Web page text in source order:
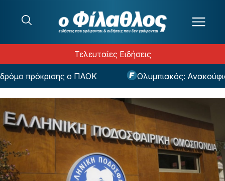
Τελευταίες Ειδήσεις
πρόκρισης ο ΠΑΟΚ Ολυμπιακός: Ανακούφιση